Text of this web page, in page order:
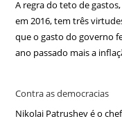
A regra do teto de
em 2016, tem três
que o gasto do governo
ano passado mais a
Contra as democracias
Nikolai Patrushev é o